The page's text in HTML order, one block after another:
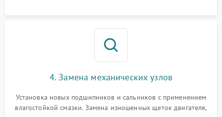
4. Замена механических узлов
Установка новых подшипников и сальников с применением
влагостойкой смазки. Замена изношенных щеток двигателя,